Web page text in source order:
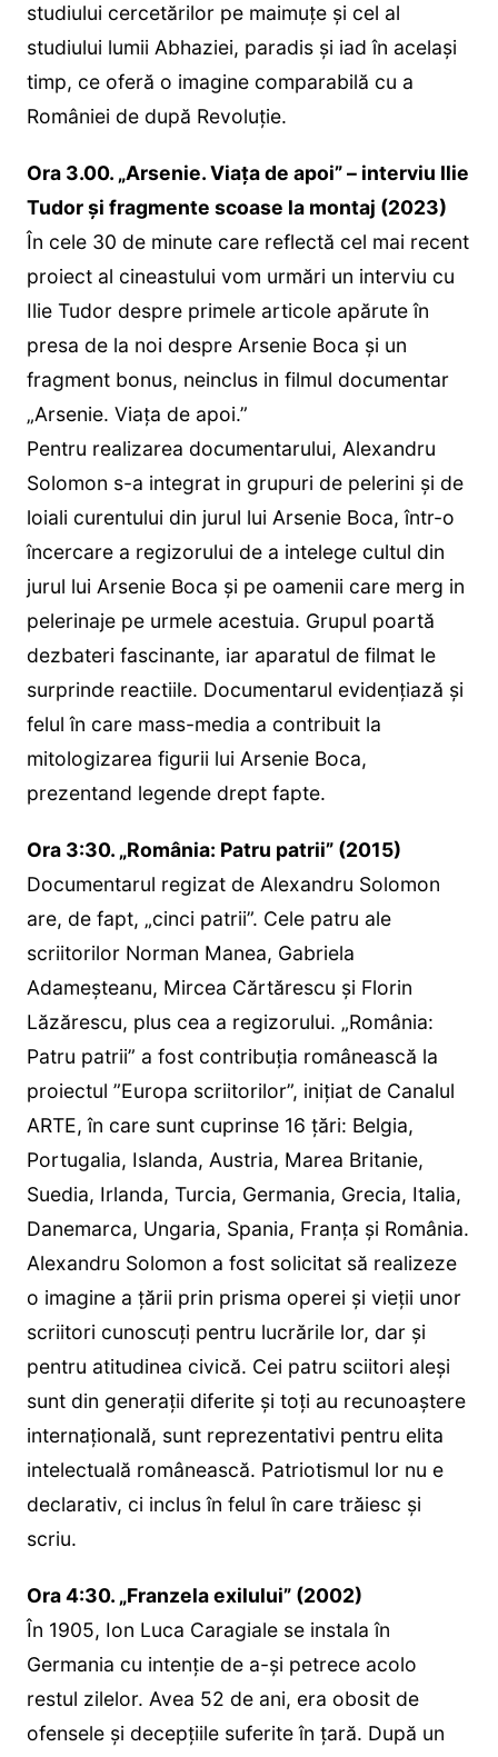
studiului cercetărilor pe maimuţe şi cel al
studiului lumii Abhaziei, paradis şi iad în acelaşi
timp, ce oferă o imagine comparabilă cu a
României de după Revoluţie.
Ora 3.00. „Arsenie. Viața de apoi” – interviu Ilie
Tudor şi fragmente scoase la montaj (2023)
În cele 30 de minute care reflectă cel mai recent
proiect al cineastului vom urmări un interviu cu
Ilie Tudor despre primele articole apărute în
presa de la noi despre Arsenie Boca și un
fragment bonus, neinclus in filmul documentar
„Arsenie. Viața de apoi.”
Pentru realizarea documentarului, Alexandru
Solomon s-a integrat in grupuri de pelerini şi de
loiali curentului din jurul lui Arsenie Boca, într-o
încercare a regizorului de a intelege cultul din
jurul lui Arsenie Boca şi pe oamenii care merg in
pelerinaje pe urmele acestuia. Grupul poartă
dezbateri fascinante, iar aparatul de filmat le
surprinde reactiile. Documentarul evidenţiază şi
felul în care mass-media a contribuit la
mitologizarea figurii lui Arsenie Boca,
prezentand legende drept fapte.
Ora 3:30. „România: Patru patrii” (2015)
Documentarul regizat de Alexandru Solomon
are, de fapt, „cinci patrii”. Cele patru ale
scriitorilor Norman Manea, Gabriela
Adameșteanu, Mircea Cărtărescu și Florin
Lăzărescu, plus cea a regizorului. „România:
Patru patrii” a fost contribuția românească la
proiectul ”Europa scriitorilor”, inițiat de Canalul
ARTE, în care sunt cuprinse 16 țări: Belgia,
Portugalia, Islanda, Austria, Marea Britanie,
Suedia, Irlanda, Turcia, Germania, Grecia, Italia,
Danemarca, Ungaria, Spania, Franța și România.
Alexandru Solomon a fost solicitat să realizeze
o imagine a țării prin prisma operei și vieții unor
scriitori cunoscuți pentru lucrările lor, dar și
pentru atitudinea civică. Cei patru sciitori aleşi
sunt din generații diferite şi toți au recunoaștere
internațională, sunt reprezentativi pentru elita
intelectuală românească. Patriotismul lor nu e
declarativ, ci inclus în felul în care trăiesc și
scriu.
Ora 4:30. „Franzela exilului” (2002)
În 1905, Ion Luca Caragiale se instala în
Germania cu intenţie de a-şi petrece acolo
restul zilelor. Avea 52 de ani, era obosit de
ofensele şi decepţiile suferite în ţară. După un